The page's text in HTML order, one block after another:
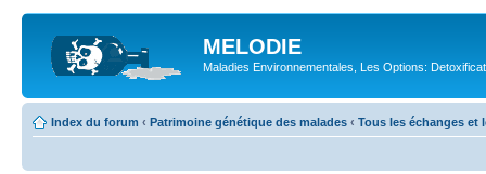
MELODIE
Maladies Environnementales, Les Options:
Index du forum ‹ Patrimoine génétique des malades ‹ Tous les échanges et